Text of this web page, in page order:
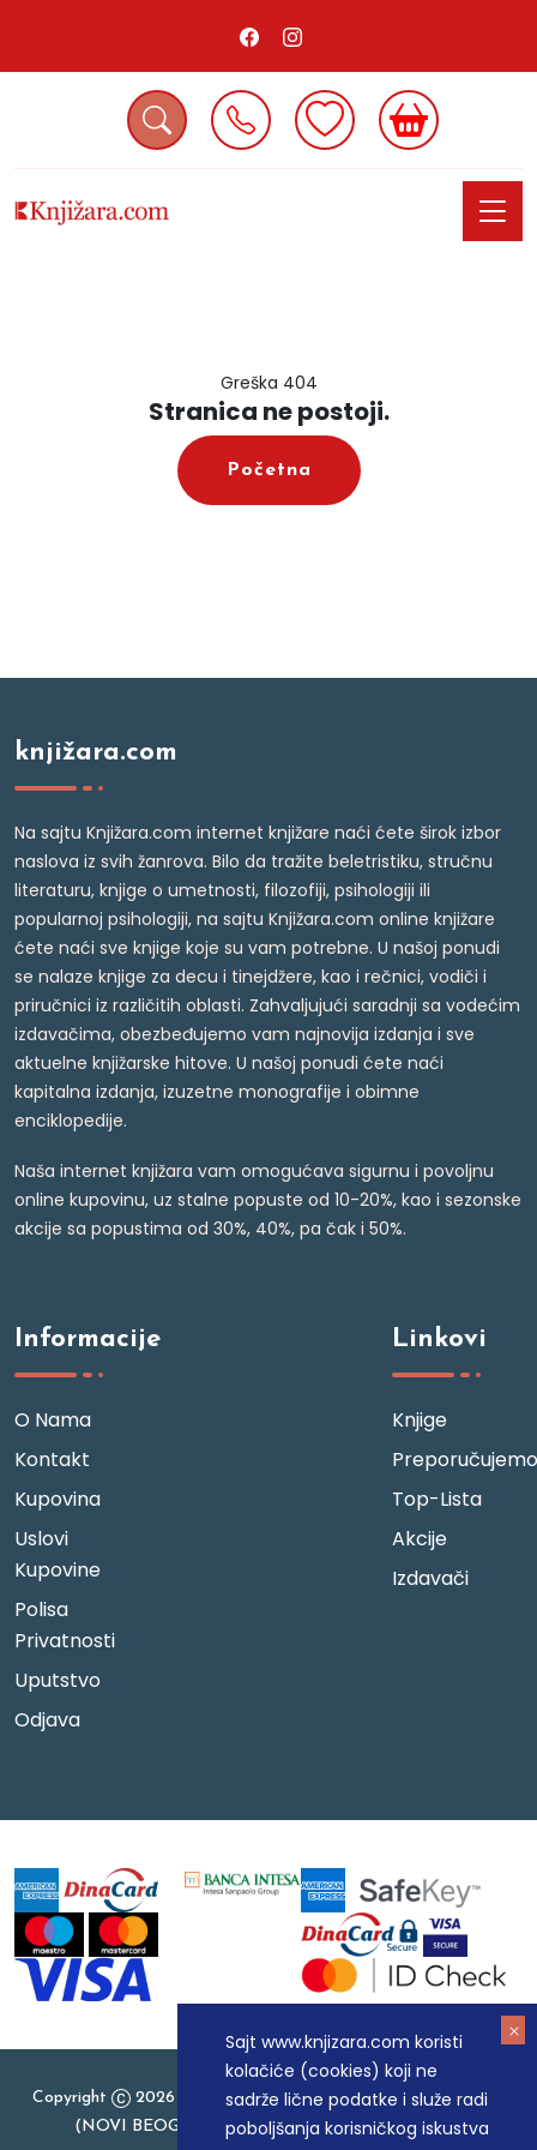
Sajt www.knjizara.com koristi
kolačiće (cookies) koji ne
sadrže lične podatke i služe radi
poboljšanja korisničkog iskustva
Greška 404
Stranica ne postoji.
Početna
knjižara.com
Na sajtu Knjižara.com internet knjižare naći ćete širok izbor
naslova iz svih žanrova. Bilo da tražite beletristiku, stručnu
literaturu, knjige o umetnosti, filozofiji, psihologiji ili
popularnoj psihologiji, na sajtu Knjižara.com online knjižare
ćete naći sve knjige koje su vam potrebne. U našoj ponudi
se nalaze knjige za decu i tinejdžere, kao i rečnici, vodiči i
priručnici iz različitih oblasti. Zahvaljujući saradnji sa vodećim
izdavačima, obezbeđujemo vam najnovija izdanja i sve
aktuelne knjižarske hitove. U našoj ponudi ćete naći
kapitalna izdanja, izuzetne monografije i obimne
enciklopedije.
Naša internet knjižara vam omogućava sigurnu i povoljnu
online kupovinu, uz stalne popuste od 10-20%, kao i sezonske
akcije sa popustima od 30%, 40%, pa čak i 50%.
Informacije
O Nama
Kontakt
Kupovina
Uslovi
Kupovine
Polisa
Privatnosti
Uputstvo
Odjava
Linkovi
Knjige
Preporučujemo
Top-Lista
Akcije
Izdavači
Copyright
2026 Knjizara.com - MAKART DOO BEOGRAD
(NOVI BEOGRAD), PIB: 105184104, MB: 20337524